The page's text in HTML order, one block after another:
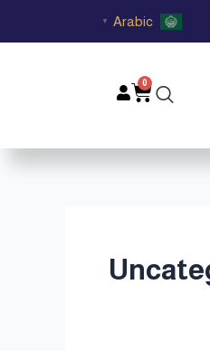
Arabic
▼
0
Cart